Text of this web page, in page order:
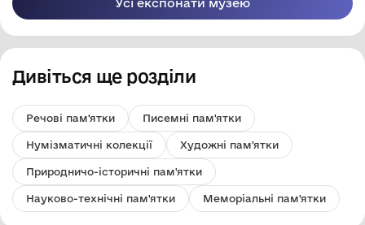
Дивіться ще розділи
Речові пам'ятки Писемні пам'ятки
Нумізматичні колекції Художні пам'ятки
Природничо-історичні пам'ятки
Науково-технічні пам'ятки Меморіальні пам'ятки